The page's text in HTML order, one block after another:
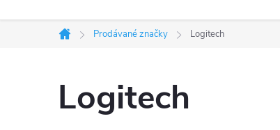
Domů
Prodávané značky Logitech
Logitech